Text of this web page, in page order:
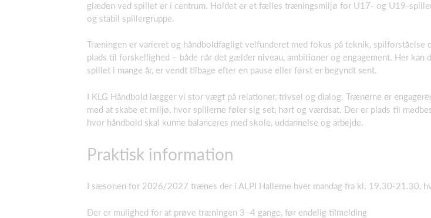
glæden ved spillet er i centrum. Holdet er et fælles træningsmiljø for U17- og U19-
og stabil spillergruppe.
Træningen er varieret og håndboldfagligt velfunderet med fokus på teknik, spilforståelse
plads til forskellighed – både når det gælder niveau, ambitioner og engagement. Her kan
spillet i mange år, er vendt tilbage efter en pause eller først er begyndt sent.
I KLG Håndbold lægger vi stor vægt på relationer, trivsel og dialog. Trænerne er
med at skabe et miljø, hvor spillerne føler sig set, hørt og værdsat. Der er plads til
hvor håndbold skal kunne balanceres med skole, uddannelse og arbejde.
Praktisk information
I sæsonen for 2026/2027 trænes der i ALPI Hallerne hver mandag fra kl. 19.30-21.30,
Der er mulighed for at prøve træningen 3–4 gange, før endelig tilmelding